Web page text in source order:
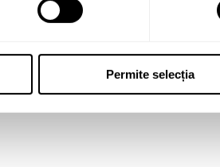
Permite selecția